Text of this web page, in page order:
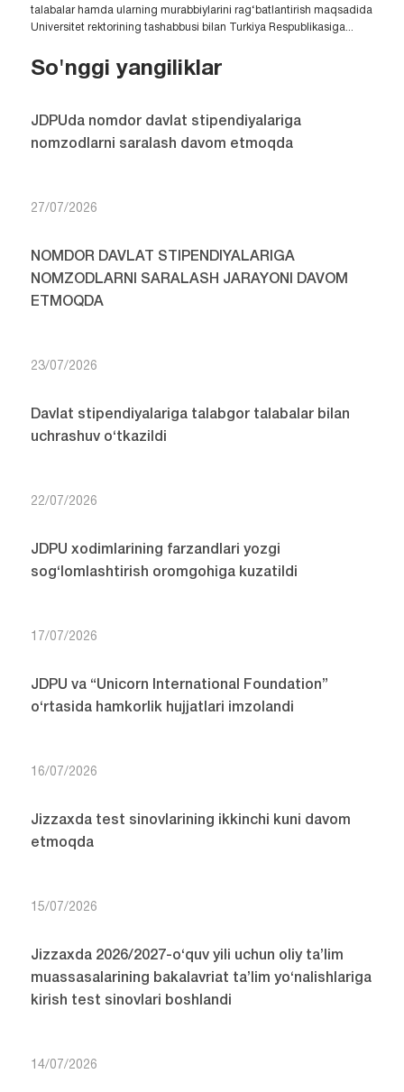
talabalar hamda ularning murabbiylarini rag‘batlantirish maqsadida
Universitet rektorining tashabbusi bilan Turkiya Respublikasiga...
So'nggi yangiliklar
JDPUda nomdor davlat stipendiyalariga
nomzodlarni saralash davom etmoqda
27/07/2026
NOMDOR DAVLAT STIPENDIYALARIGA
NOMZODLARNI SARALASH JARAYONI DAVOM
ETMOQDA
23/07/2026
Davlat stipendiyalariga talabgor talabalar bilan
uchrashuv o‘tkazildi
22/07/2026
JDPU xodimlarining farzandlari yozgi
sog‘lomlashtirish oromgohiga kuzatildi
17/07/2026
JDPU va “Unicorn International Foundation”
o‘rtasida hamkorlik hujjatlari imzolandi
16/07/2026
Jizzaxda test sinovlarining ikkinchi kuni davom
etmoqda
15/07/2026
Jizzaxda 2026/2027-o‘quv yili uchun oliy ta’lim
muassasalarining bakalavriat ta’lim yo‘nalishlariga
kirish test sinovlari boshlandi
14/07/2026